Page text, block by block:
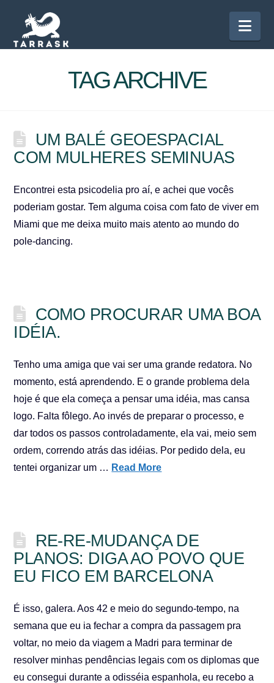
TAG ARCHIVE
UM BALÉ GEOESPACIAL
COM MULHERES SEMINUAS
Encontrei esta psicodelia pro aí, e achei que vocês
poderiam gostar. Tem alguma coisa com fato de viver em
Miami que me deixa muito mais atento ao mundo do
pole-dancing.
COMO PROCURAR UMA BOA
IDÉIA.
Tenho uma amiga que vai ser uma grande redatora. No
momento, está aprendendo. E o grande problema dela
hoje é que ela começa a pensar uma idéia, mas cansa
logo. Falta fôlego. Ao invés de preparar o processo, e
dar todos os passos controladamente, ela vai, meio sem
ordem, correndo atrás das idéias. Por pedido dela, eu
tentei organizar um … Read More
RE-RE-MUDANÇA DE
PLANOS: DIGA AO POVO QUE
EU FICO EM BARCELONA
É isso, galera. Aos 42 e meio do segundo-tempo, na
semana que eu ia fechar a compra da passagem pra
voltar, no meio da viagem a Madri para terminar de
resolver minhas pendências legais com os diplomas que
eu consegui durante a odisséia espanhola, eu recebo a